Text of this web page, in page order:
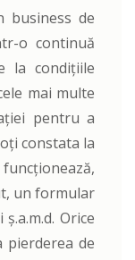
business de
o continuă
la condițiile
mai multe
pentru a
constata la
un formular
Orice
pierderea de